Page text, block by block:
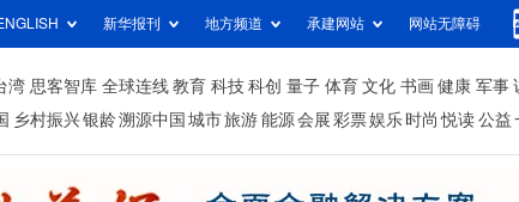
新华报刊 地方频道 承建网站 网站无障碍
湾 思客智库 全球连线 教育 科技 科创 量子 体育 文化 书画 健康 军事
乡村振兴银龄溯源中国 城市旅游 能源 会展 彩票娱乐 时尚 悦读 公益